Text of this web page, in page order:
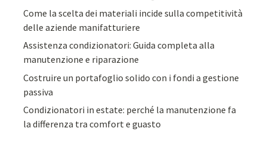
Come la scelta dei materiali incide sulla competitività
delle aziende manifatturiere
Assistenza condizionatori: Guida completa alla
manutenzione e riparazione
Costruire un portafoglio solido con i fondi a gestione
passiva
Condizionatori in estate: perché la manutenzione fa
la differenza tra comfort e guasto